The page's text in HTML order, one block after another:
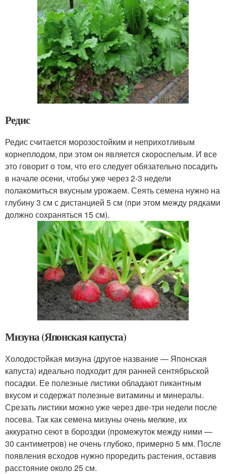
Редис
Редис считается морозостойким и неприхотливым
корнеплодом, при этом он является скороспелым. И все
это говорит о том, что его следует обязательно посадить
в начале осени, чтобы уже через 2-3 недели
полакомиться вкусным урожаем. Сеять семена нужно на
глубину 3 см с дистанцией 5 см (при этом между рядками
должно сохраняться 15 см).
Мизуна (Японская капуста)
Холодостойкая мизуна (другое название — Японская
капуста) идеально подходит для ранней сентябрьской
посадки. Ее полезные листики обладают пикантным
вкусом и содержат полезные витамины и минералы.
Срезать листики можно уже через две-три недели после
посева. Так как семена мизуны очень мелкие, их
аккуратно сеют в бороздки (промежуток между ними —
30 сантиметров) не очень глубоко, примерно 5 мм. После
появления всходов нужно проредить растения, оставив
расстояние около 25 см.